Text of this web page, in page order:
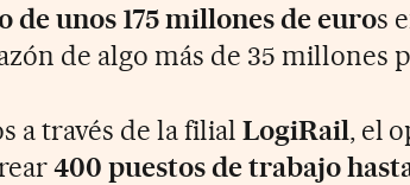
de unos 175 millones de euros
de algo más de 35 millones
a través de la filial LogiRail, el
400 puestos de trabajo